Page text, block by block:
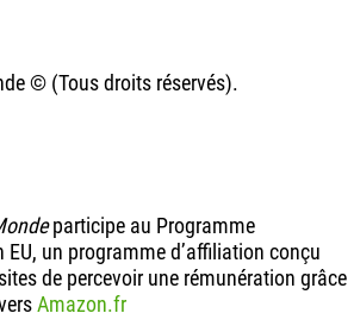
© (Tous droits réservés).
participe au Programme
EU, un programme d’affiliation conçu
de percevoir une rémunération grâce
Amazon.fr